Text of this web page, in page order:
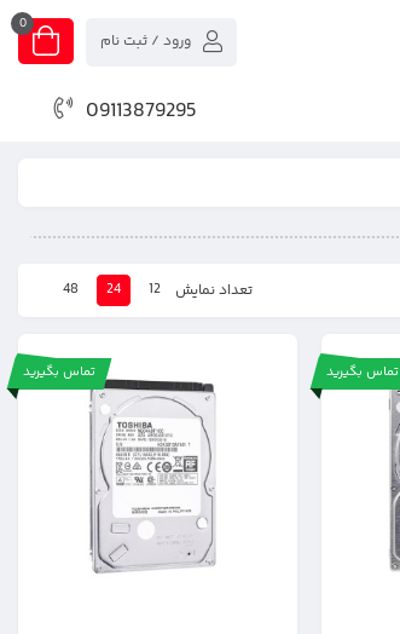
0
ورود / ثبت نام
09113879295
تعداد نمایش 12
24
48
تماس بگیرید تماس بگیرید